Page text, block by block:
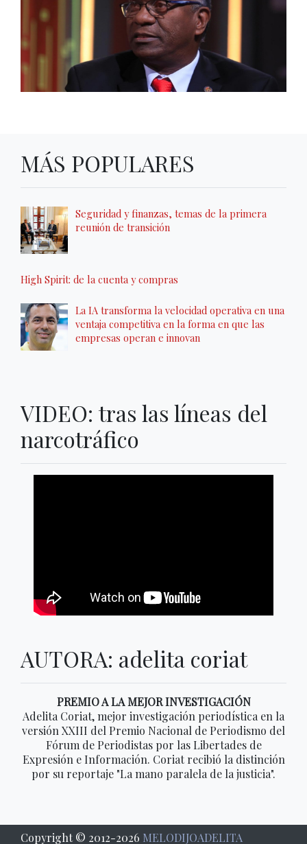
MÁS POPULARES
Seguridad y finanzas, temas de la primera
reunión de transición
High Spirit: de la cuenta y compras
La IA transforma la velocidad operativa en una
ventaja competitiva en la forma en que las
empresas operan e innovan
VIDEO: tras las líneas del
narcotráfico
AUTORA: adelita coriat
PREMIO A LA MEJOR INVESTIGACIÓN
Adelita Coriat, mejor investigación periodística en la
versión XXIII del Premio Nacional de Periodismo del
Fórum de Periodistas por las Libertades de
Expresión e Información. Coriat recibió la distinción
por su reportaje "La mano paralela de la justicia".
Copyright © 2012-2026 MELODIJOADELITA